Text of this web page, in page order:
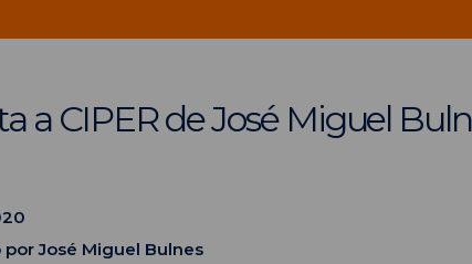
a CIPER de José Miguel
por José Miguel Bulnes